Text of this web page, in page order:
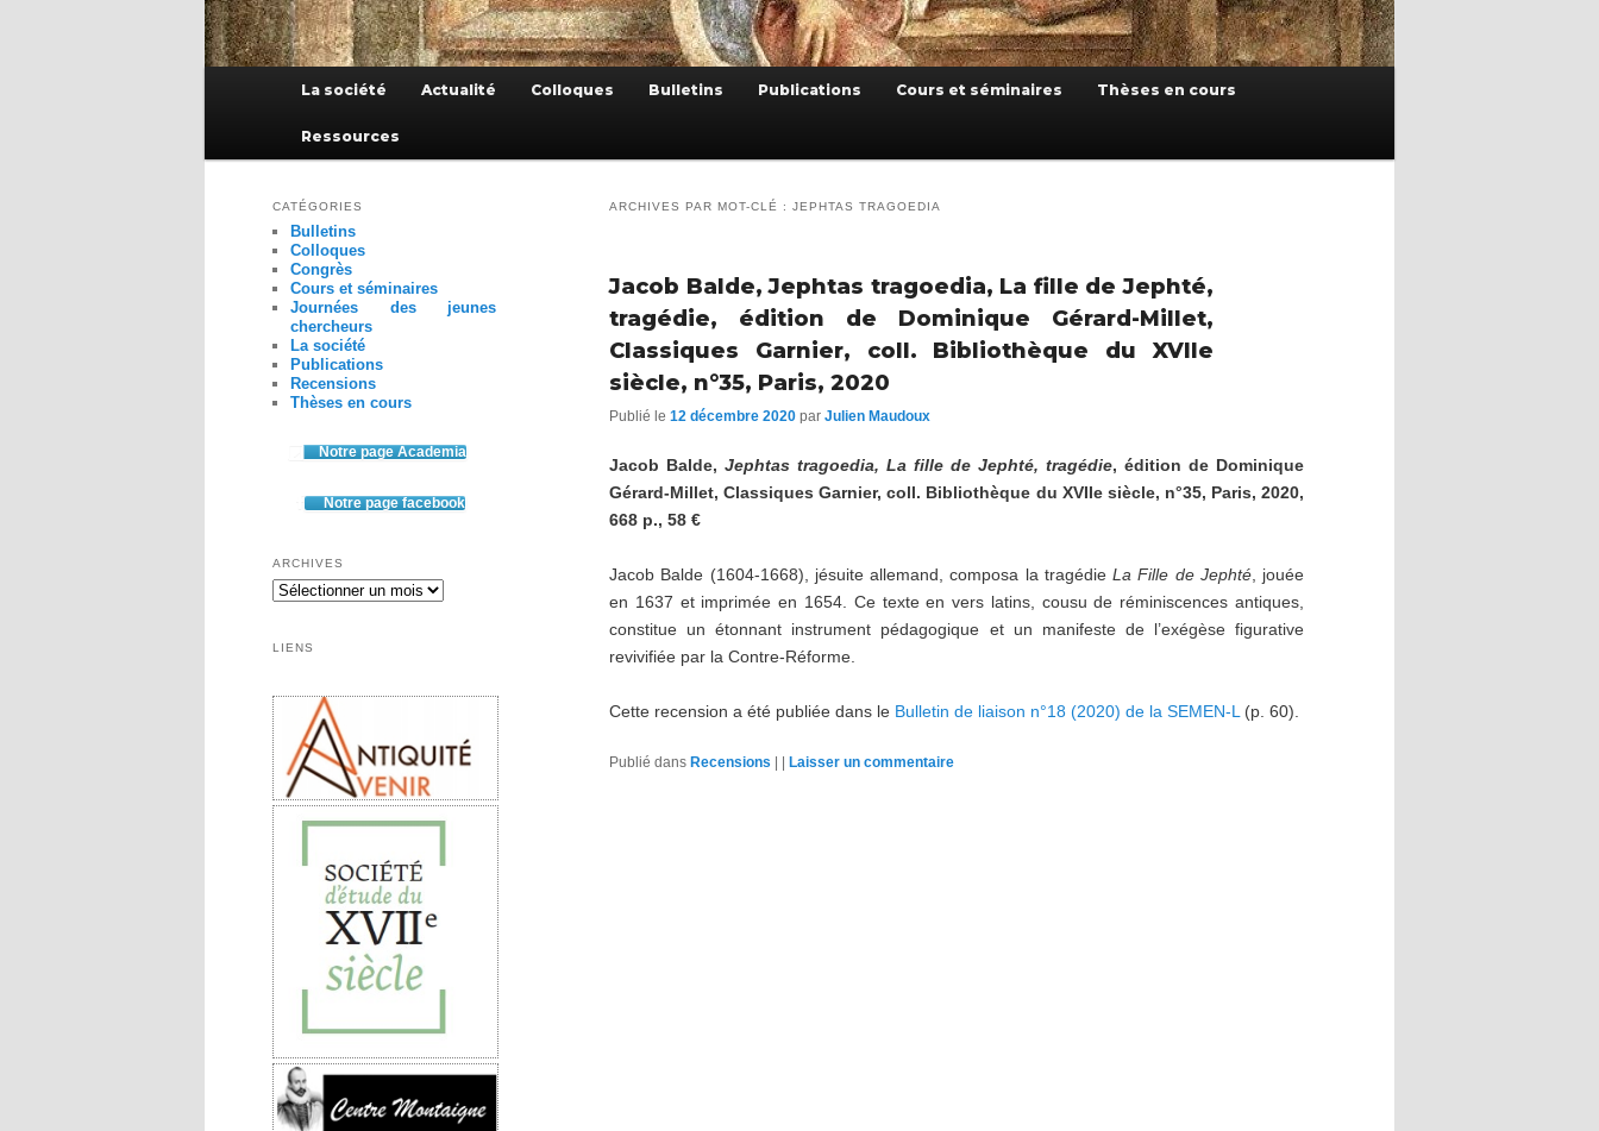
La société Actualité Colloques Bulletins Publications Cours et séminaires Thèses en cours
Ressources
ARCHIVES PAR MOT-CLÉ : JEPHTAS TRAGOEDIA
Jacob Balde, Jephtas tragoedia, La fille de Jephté,
tragédie, édition de Dominique Gérard-Millet,
Classiques Garnier, coll. Bibliothèque du XVIIe
siècle, n°35, Paris, 2020
Publié le 12 décembre 2020 par Julien Maudoux
Jacob Balde, Jephtas tragoedia, La fille de Jephté, tragédie, édition de Dominique
Gérard-Millet, Classiques Garnier, coll. Bibliothèque du XVIIe siècle, n°35, Paris, 2020,
668 p., 58 €
Jacob Balde (1604-1668), jésuite allemand, composa la tragédie La Fille de Jephté, jouée
en 1637 et imprimée en 1654. Ce texte en vers latins, cousu de réminiscences antiques,
constitue un étonnant instrument pédagogique et un manifeste de l’exégèse figurative
revivifiée par la Contre-Réforme.
Cette recension a été publiée dans le Bulletin de liaison n°18 (2020) de la SEMEN-L (p. 60).
Publié dans Recensions Laisser un commentaire
CATÉGORIES
Bulletins
Colloques
Congrès
Cours et séminaires
Journées des jeunes
chercheurs
La société
Publications
Recensions
Thèses en cours
Notre page Academia
Notre page facebook
ARCHIVES
Archives
LIENS